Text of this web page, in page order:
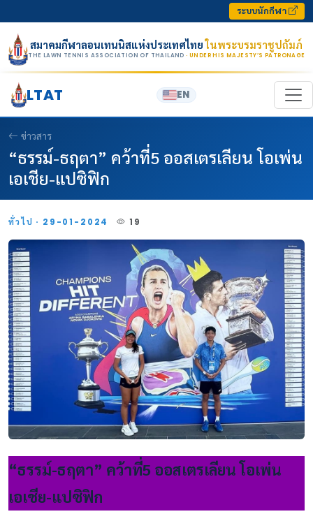
ระบบนักกีฬา
สมาคมกีฬาลอนเทนนิสแห่งประเทศไทยในพระบรมราชูปถัมภ์
THE LAWN TENNIS ASSOCIATION OF THAILAND · UNDER HIS MAJESTY’S PATRONAGE
LTAT EN
ข่าวสาร
“ธรรม์-ธฤตา” คว้าที่5 ออสเตรเลียน โอเพ่น
เอเชีย-แปซิฟิก
ทั่วไป · 29-01-2024 19
“ธรรม์-ธฤตา” คว้าที่5 ออสเตรเลียน โอเพ่น
เอเชีย-แปซิฟิก